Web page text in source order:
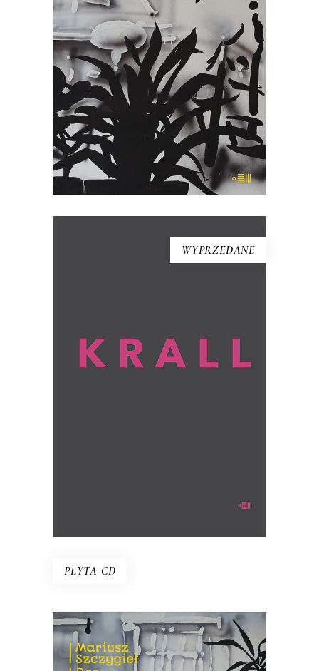
E-BOOK DO KOSZYKA
Nowym Jorku, w birmańskim Ngapali
czy laotańskim Luang Prabang.
Wyjawiają mu ją takie postaci jak
Stańko, Kapuściński czy Osiatyński, ale i
pasażerowie pociągów czy
taksówkarze.
44.00 22.00zł
WYPRZEDANE
To książka, jakiej nie było. Hanna Krall,
wybitna reporterka, ta, która opisywała
PŁYTA CD
PROJEKT: PRAWDA
MUZYCZNIE